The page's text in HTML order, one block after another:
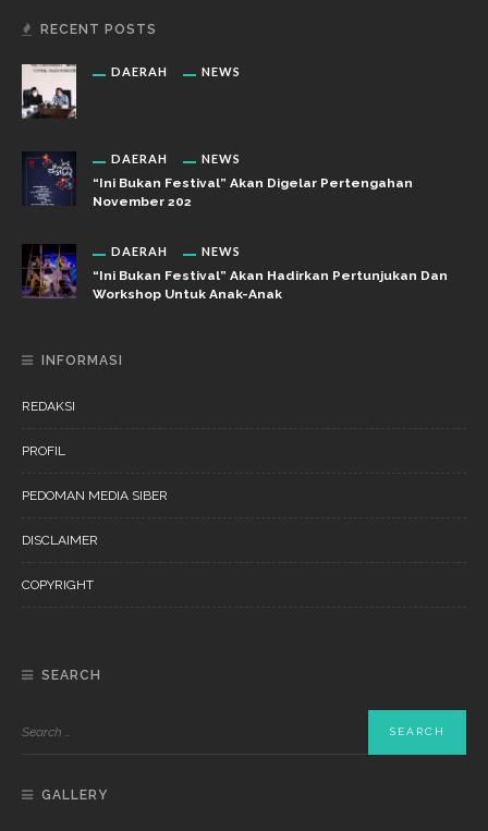
RECENT POSTS
DAERAH NEWS
DAERAH NEWS
“Ini Bukan Festival” Akan Digelar Pertengahan
November 202
DAERAH NEWS
“Ini Bukan Festival” Akan Hadirkan Pertunjukan Dan
Workshop Untuk Anak-Anak
INFORMASI
REDAKSI
PROFIL
PEDOMAN MEDIA SIBER
DISCLAIMER
COPYRIGHT
SEARCH
GALLERY